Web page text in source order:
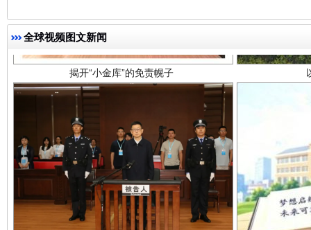
全球视频图文新闻
受贿1.44亿！段成刚被判无期 从幼